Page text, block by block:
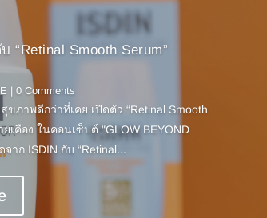
“Retinal Smooth Serum”
| 0 Comments
าพดีกว่าที่เคย เปิดตัว “Retinal Smooth
เคือง ในคอนเซ็ปต์ "GLOW BEYOND
ISDIN กับ “Retinal...